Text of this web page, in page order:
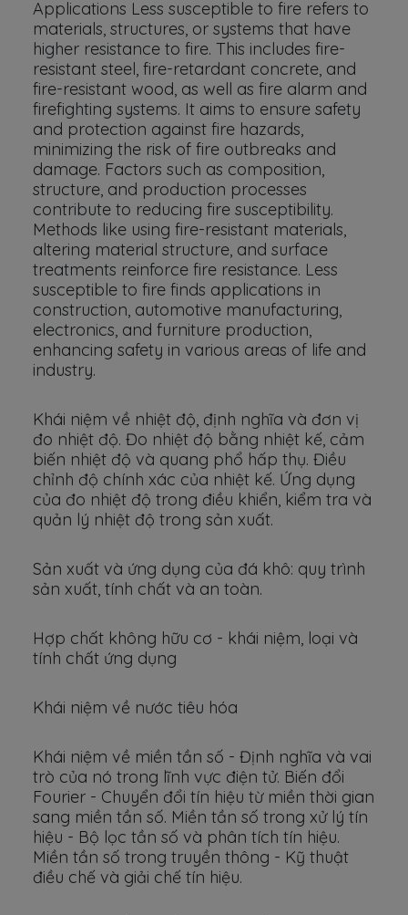
Applications Less susceptible to fire refers to
materials, structures, or systems that have
higher resistance to fire. This includes fire-
resistant steel, fire-retardant concrete, and
fire-resistant wood, as well as fire alarm and
firefighting systems. It aims to ensure safety
and protection against fire hazards,
minimizing the risk of fire outbreaks and
damage. Factors such as composition,
structure, and production processes
contribute to reducing fire susceptibility.
Methods like using fire-resistant materials,
altering material structure, and surface
treatments reinforce fire resistance. Less
susceptible to fire finds applications in
construction, automotive manufacturing,
electronics, and furniture production,
enhancing safety in various areas of life and
industry.
Khái niệm về nhiệt độ, định nghĩa và đơn vị
đo nhiệt độ. Đo nhiệt độ bằng nhiệt kế, cảm
biến nhiệt độ và quang phổ hấp thụ. Điều
chỉnh độ chính xác của nhiệt kế. Ứng dụng
của đo nhiệt độ trong điều khiển, kiểm tra và
quản lý nhiệt độ trong sản xuất.
Sản xuất và ứng dụng của đá khô: quy trình
sản xuất, tính chất và an toàn.
Hợp chất không hữu cơ - khái niệm, loại và
tính chất ứng dụng
Khái niệm về nước tiêu hóa
Khái niệm về miền tần số - Định nghĩa và vai
trò của nó trong lĩnh vực điện tử. Biến đổi
Fourier - Chuyển đổi tín hiệu từ miền thời gian
sang miền tần số. Miền tần số trong xử lý tín
hiệu - Bộ lọc tần số và phân tích tín hiệu.
Miền tần số trong truyền thông - Kỹ thuật
điều chế và giải chế tín hiệu.